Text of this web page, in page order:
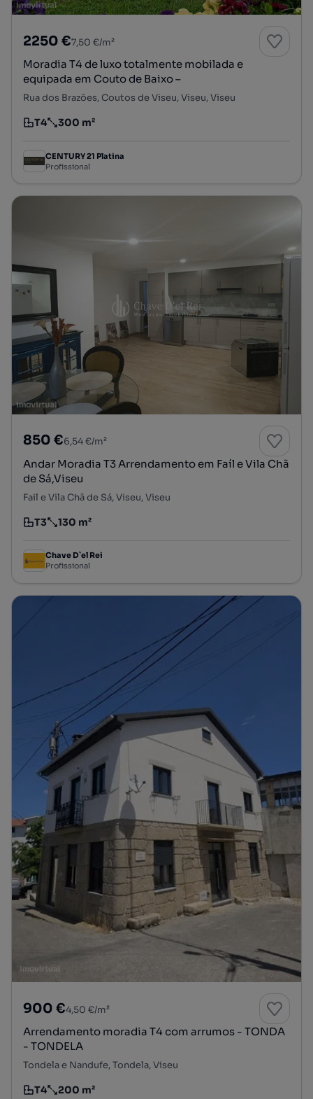
2250 €7,50 €/m²
Moradia T4 de luxo totalmente mobilada e
equipada em Couto de Baixo –
Rua dos Brazões, Coutos de Viseu, Viseu, Viseu
Tipologia
T4
Preço por metro quadrado
300 m²
CENTURY 21 Platina
Profissional
850 €6,54 €/m²
Andar Moradia T3 Arrendamento em Faíl e Vila Chã
de Sá,Viseu
Fail e Vila Chã de Sá, Viseu, Viseu
Tipologia
T3
Preço por metro quadrado
130 m²
Chave D`el Rei
Profissional
900 €4,50 €/m²
Arrendamento moradia T4 com arrumos - TONDA
- TONDELA
Tondela e Nandufe, Tondela, Viseu
Tipologia
T4
Preço por metro quadrado
200 m²